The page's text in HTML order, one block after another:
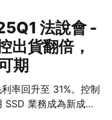
法說會 -
出貨翻倍，
期
率回升至 31%。控制
業務成為新成長